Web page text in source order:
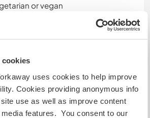
cookies
uses cookies to help improve
Cookies providing anonymous info
use as well as improve content
features. You consent to our
or vegan
the helper will be able to meet new
go to the gym or pool, and do
can help to make good memories